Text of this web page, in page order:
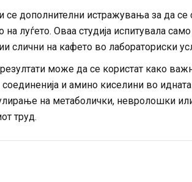
се дополнителни истражувања за да
на луѓето. Оваа студија испитувала
слични на кафето во лабораториски
може да се користат како
и амино киселини во
на метаболички, невролошки или
труд.